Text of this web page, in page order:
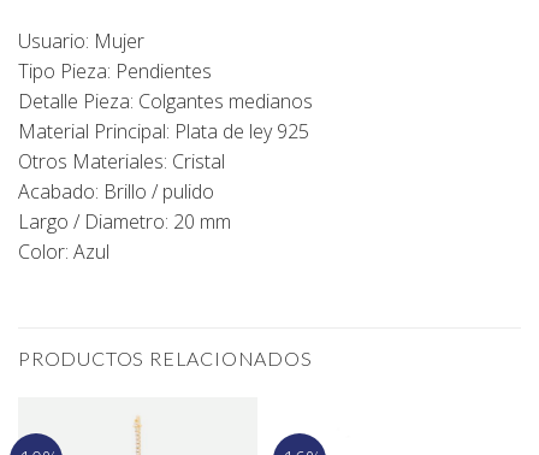
Usuario: Mujer
Tipo Pieza: Pendientes
Detalle Pieza: Colgantes medianos
Material Principal: Plata de ley 925
Otros Materiales: Cristal
Acabado: Brillo / pulido
Largo / Diametro: 20 mm
Color: Azul
PRODUCTOS RELACIONADOS